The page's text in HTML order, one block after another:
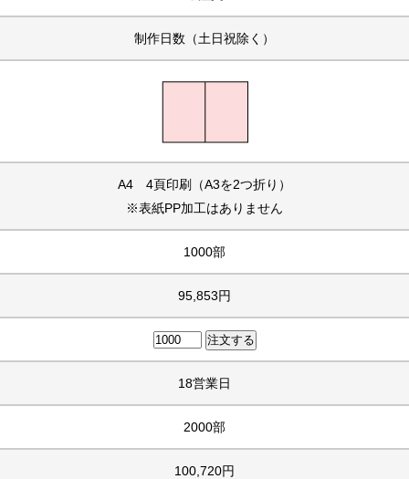
制作日数（土日祝除く）
A4 4頁印刷（A3を2つ折り）
※表紙PP加工はありません
1000部
95,853円
18営業日
2000部
100,720円